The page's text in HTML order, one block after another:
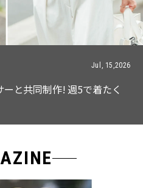
Jul, 15,2026
ーと共同制作! 週5で着たく